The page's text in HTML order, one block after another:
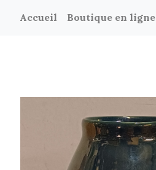
Accueil Boutique en ligne